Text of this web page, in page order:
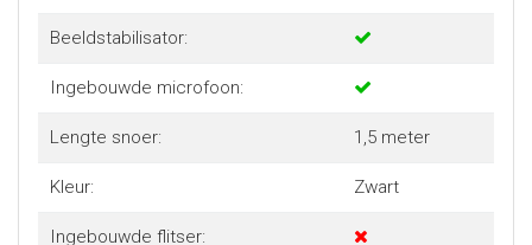
Beeldstabilisator:
Ingebouwde microfoon:
Lengte snoer: 1,5 meter
Kleur: Zwart
Ingebouwde flitser: